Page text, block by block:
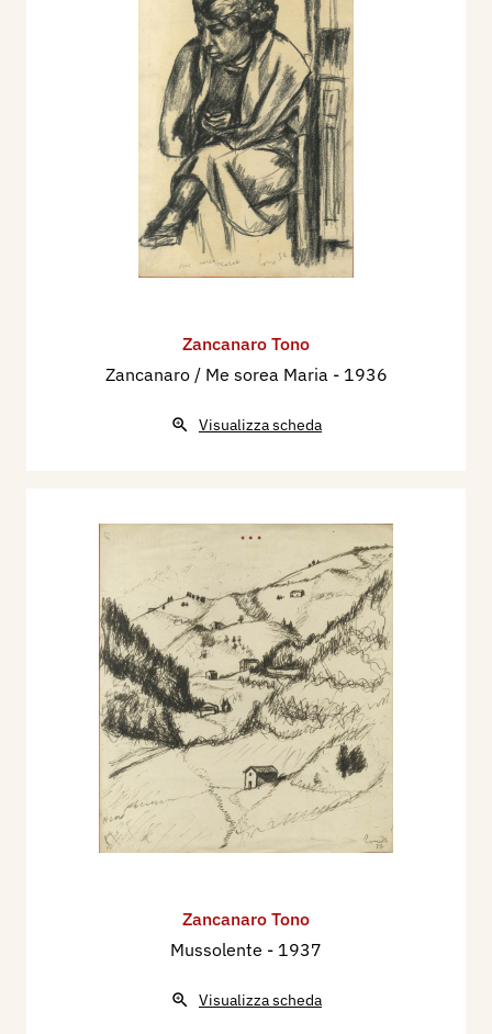
Zancanaro Tono
Zancanaro / Me sorea Maria - 1936
Visualizza scheda
Zancanaro Tono
Mussolente - 1937
Visualizza scheda